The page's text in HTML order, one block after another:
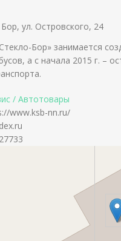
Бор, ул. Островского, 24
Бор» занимается
а с начала 2015 г. –
/ Автотовары
www.ksb-nn.ru/